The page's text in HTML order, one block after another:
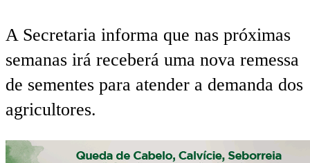
A Secretaria informa que nas próximas
semanas irá receberá uma nova remessa
de sementes para atender a demanda dos
agricultores.